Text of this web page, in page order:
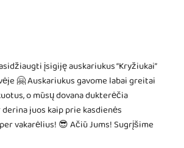
įsigiję auskariukus “Kryžiukai”
🤗 Auskariukus gavome labai greitai
o mūsų dovana dukterėčia
juos kaip prie kasdienės
vakarėlius! 😎 Ačiū Jums! Sugrįšime